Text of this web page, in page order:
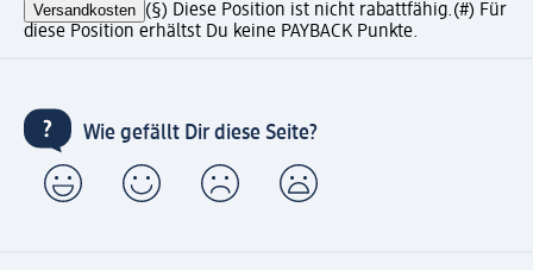
Versandkosten (§) Diese Position ist nicht rabattfähig.(#) Für
diese Position erhältst Du keine PAYBACK Punkte.
Wie gefällt Dir diese Seite?